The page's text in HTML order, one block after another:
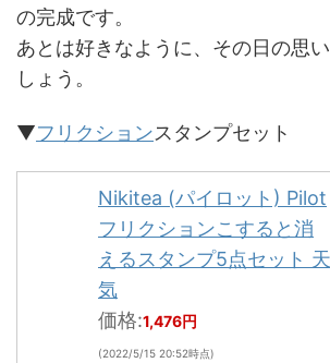
の完成です。
あとは好きなように、その日の思
しょう。
▼フリクションスタンプセット
Nikitea (パイロット) Pilot
フリクションこすると消
えるスタンプ5点セット 天
気
価格:1,476円
(2022/5/15 20:52時点)